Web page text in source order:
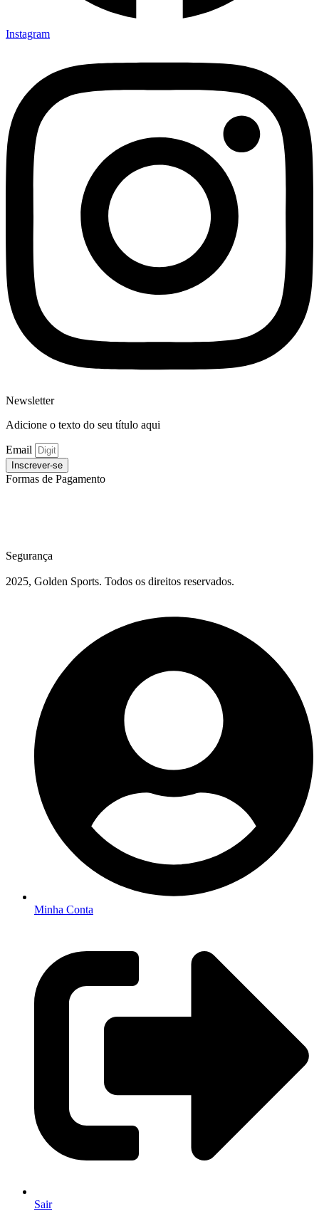
Instagram
Newsletter
Adicione o texto do seu título aqui
Email
Inscrever-se
Formas de Pagamento
Segurança
2025, Golden Sports. Todos os direitos reservados.
Minha Conta
Sair